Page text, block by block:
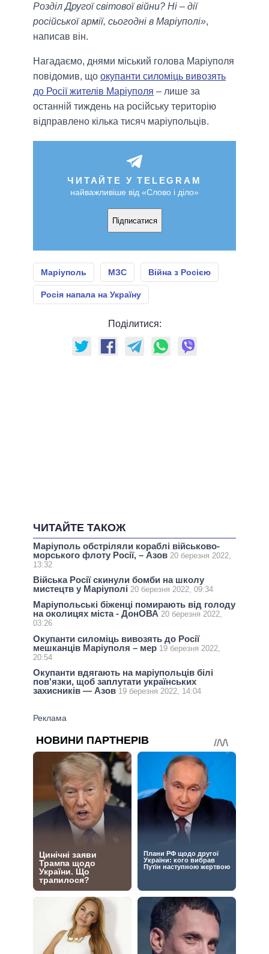
Розділ Другої світової війни? Ні – дії
російської армії, сьогодні в Маріуполі»,
написав він.
Нагадаємо, днями міський голова Маріуполя
повідомив, що окупанти силоміць вивозять
до Росії жителів Маріуполя – лише за
останній тиждень на російську територію
відправлено кілька тисяч маріупольців.
ЧИТАЙТЕ У TELEGRAM
найважливіше від «Слово і діло»
Підписатися
Маріуполь МЗС Війна з Росією
Росія напала на Україну
Поділитися:
ЧИТАЙТЕ ТАКОЖ
Маріуполь обстріляли кораблі військово-
морського флоту Росії, – Азов 20 березня 2022,
13:32
Війська Росії скинули бомби на школу
мистецтв у Маріуполі 20 березня 2022, 09:34
Маріупольські біженці помирають від голоду
на околицях міста - ДонОВА 20 березня 2022,
03:26
Окупанти силоміць вивозять до Росії
мешканців Маріуполя – мер 19 березня 2022,
20:54
Окупанти вдягають на маріупольців білі
пов'язки, щоб заплутати українських
захисників — Азов 19 березня 2022, 14:04